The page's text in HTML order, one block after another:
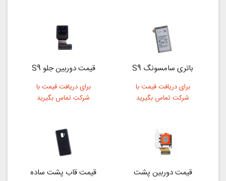
باتری سامسونگ S9
برای دریافت قیمت با
شرکت تماس بگیرید
قیمت دوربین جلو S9
برای دریافت قیمت با
شرکت تماس بگیرید
قیمت دوربین پشت
قیمت قاب پشت ساده